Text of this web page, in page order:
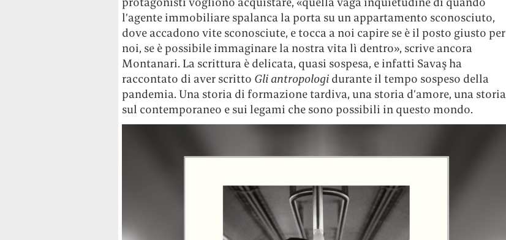
l’agente immobiliare spalanca la porta su un appartamento sconosciuto,
dove accadono vite sconosciute, e tocca a noi capire se è il posto giusto per
noi, se è possibile immaginare la nostra vita lì dentro», scrive ancora
Montanari. La scrittura è delicata, quasi sospesa, e infatti Savaş ha
raccontato di aver scritto Gli antropologi durante il tempo sospeso della
pandemia. Una storia di formazione tardiva, una storia d’amore, una storia
sul contemporaneo e sui legami che sono possibili in questo mondo.